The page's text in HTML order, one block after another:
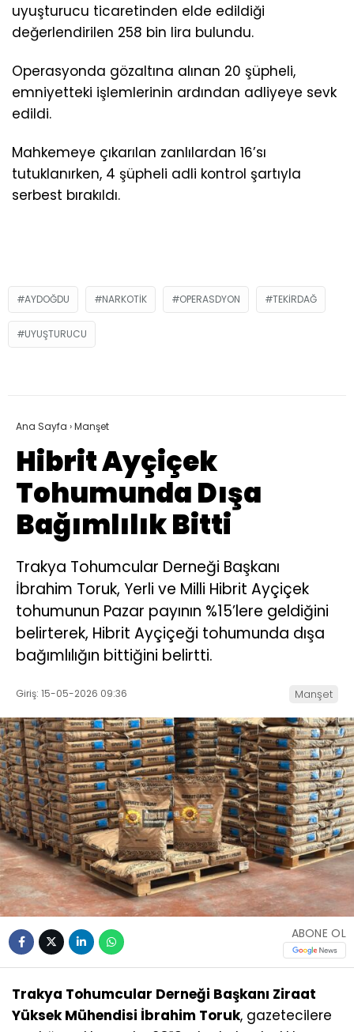
uyuşturucu ticaretinden elde edildiği
değerlendirilen 258 bin lira bulundu.
Operasyonda gözaltına alınan 20 şüpheli,
emniyetteki işlemlerinin ardından adliyeye sevk
edildi.
Mahkemeye çıkarılan zanlılardan 16’sı
tutuklanırken, 4 şüpheli adli kontrol şartıyla
serbest bırakıldı.
AYDOĞDU NARKOTIK OPERASDYON TEKIRDAĞ
UYUŞTURUCU
Ana Sayfa ›Manşet
Hibrit Ayçiçek
Tohumunda Dışa
Bağımlılık Bitti
Trakya Tohumcular Derneği Başkanı
İbrahim Toruk, Yerli ve Milli Hibrit Ayçiçek
tohumunun Pazar payının %15’lere geldiğini
belirterek, Hibrit Ayçiçeği tohumunda dışa
bağımlılığın bittiğini belirtti.
Giriş: 15-05-2026 09:36 Manşet
ABONE OL
Trakya Tohumcular Derneği Başkanı Ziraat
Yüksek Mühendisi İbrahim Toruk, gazetecilere